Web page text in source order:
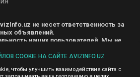
не несет ответственность за
объявлений.
наших пользователей. Мы не
AvizInfo.uz третьим лицам.
На некоторых страницах
COOKIE НА САЙТЕ AVIZINFO.UZ
чтобы улучшить взаимодействие сайта с